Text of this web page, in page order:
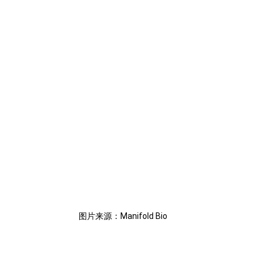
图片来源：Manifold Bio